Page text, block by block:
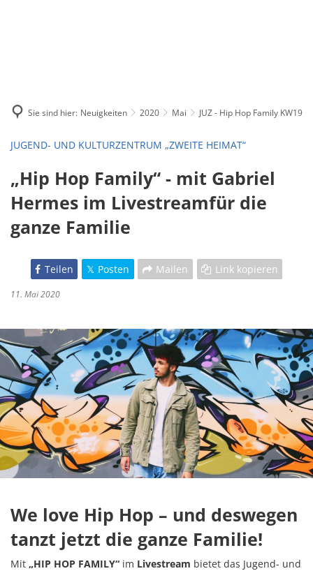
Sie sind hier: Neuigkeiten 2020 Mai JUZ - Hip Hop Family KW19
JUGEND- UND KULTURZENTRUM „ZWEITE HEIMAT“
„Hip Hop Family“ - mit Gabriel
Hermes im Livestreamfür die
ganze Familie
Teilen Posten Mailen Link kopieren
11. Mai 2020
We love Hip Hop – und deswegen
tanzt jetzt die ganze Familie!
Mit „HIP HOP FAMILY“ im Livestream bietet das Jugend- und